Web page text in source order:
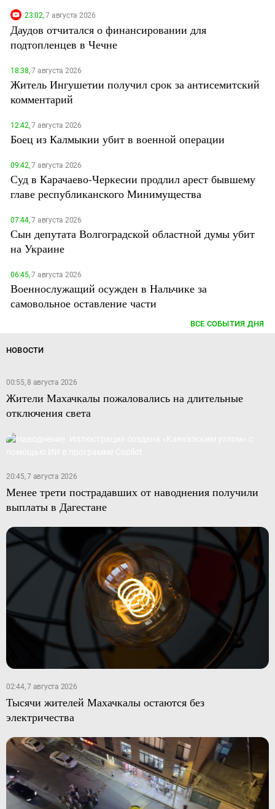
23:02,7 августа 2026
Даудов отчитался о финансировании для
подтопленцев в Чечне
18:38,7 августа 2026
Житель Ингушетии получил срок за антисемитский
комментарий
12:42,7 августа 2026
Боец из Калмыкии убит в военной операции
09:42,7 августа 2026
Суд в Карачаево-Черкесии продлил арест бывшему
главе республиканского Минимущества
07:44,7 августа 2026
Сын депутата Волгоградской областной думы убит
на Украине
06:45,7 августа 2026
Военнослужащий осужден в Нальчике за
самовольное оставление части
ВСЕ СОБЫТИЯ ДНЯ
НОВОСТИ
00:55, 8 августа 2026
Жители Махачкалы пожаловались на длительные
отключения света
20:45, 7 августа 2026
Менее трети пострадавших от наводнения получили
выплаты в Дагестане
02:44, 7 августа 2026
Тысячи жителей Махачкалы остаются без
электричества